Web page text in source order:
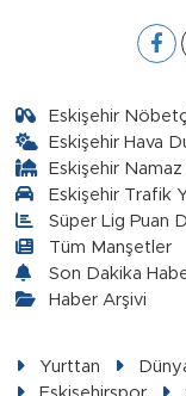
Eskişehir
Eskişehir Hava
Eskişehir
Eskişehir Trafik
Süper Lig Puan
Tüm Manşetler
Son Dakika
Haber Arşivi
Yurttan
Eskişehirspor